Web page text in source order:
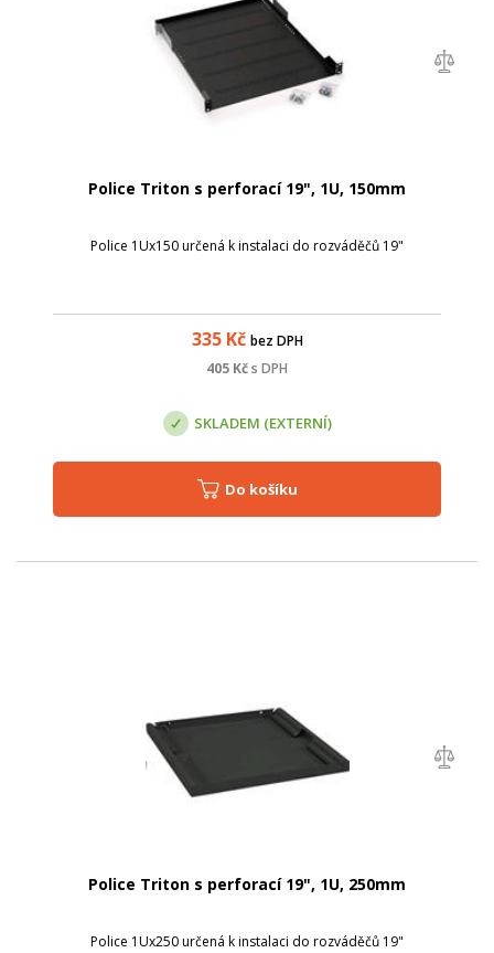
Police Triton s perforací 19", 1U, 150mm
Police 1Ux150 určená k instalaci do rozváděčů 19"
335Kč bez DPH
405 Kčs DPH
SKLADEM (EXTERNÍ)
Do košíku
Police Triton s perforací 19", 1U, 250mm
Police 1Ux250 určená k instalaci do rozváděčů 19"